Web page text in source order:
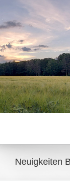
springen
Neuigkeiten